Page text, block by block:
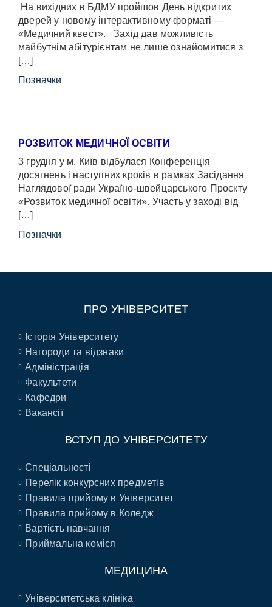
На вихідних в БДМУ пройшов День відкритих
дверей у новому інтерактивному форматі —
«Медичний квест». Захід дав можливість
майбутнім абітурієнтам не лише ознайомитися з
[…]
Позначки
РОЗВИТОК МЕДИЧНОЇ ОСВІТИ
3 грудня у м. Київ відбулася Конференція
досягнень і наступних кроків в рамках Засідання
Наглядової ради Україно-швейцарського Проєкту
«Розвиток медичної освіти». Участь у заході від
[…]
Позначки
ПРО УНІВЕРСИТЕТ
Історія Університету
Нагороди та відзнаки
Адміністрація
Факультети
Кафедри
Вакансії
ВСТУП ДО УНІВЕРСИТЕТУ
Спеціальності
Перелік конкурсних предметів
Правила прийому в Університет
Правила прийому в Коледж
Вартість навчання
Приймальна коміся
МЕДИЦИНА
Університетська клініка